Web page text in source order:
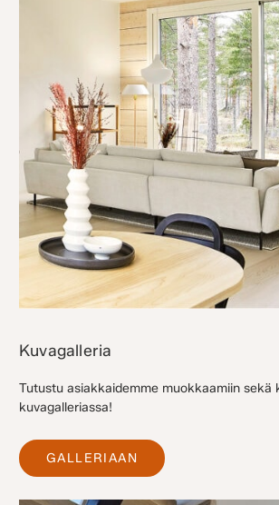
Kuvagalleria
Tutustu asiakkaidemme muokkaamiin sekä
kuvagalleriassa!
GALLERIAAN